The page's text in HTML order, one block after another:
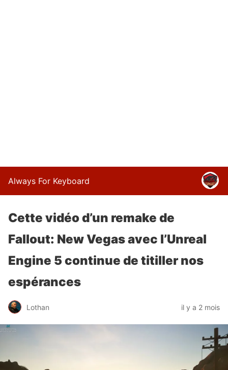
Always For Keyboard
Cette vidéo d’un remake de
Fallout: New Vegas avec l’Unreal
Engine 5 continue de titiller nos
espérances
Lothan il y a 2 mois